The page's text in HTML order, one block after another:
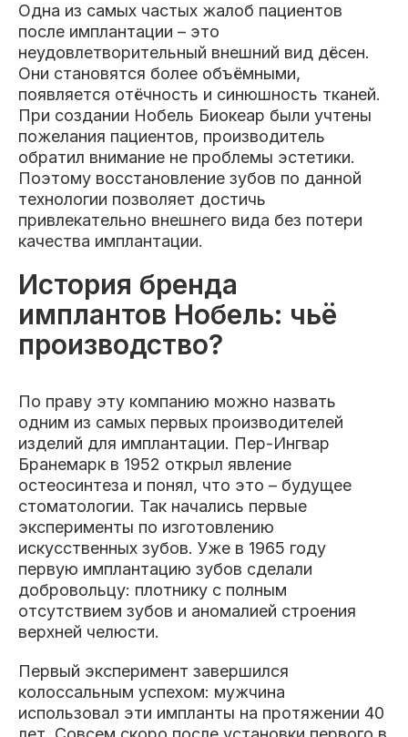
Пациентам
Пациентам База знаний Публикации
Информация О компании
Сотрудники Контакты
Одна из самых частых жалоб пациентов
после имплантации – это
неудовлетворительный внешний вид дёсен.
Они становятся более объёмными,
появляется отёчность и синюшность тканей.
При создании Нобель Биокеар были учтены
пожелания пациентов, производитель
обратил внимание не проблемы эстетики.
Поэтому восстановление зубов по данной
технологии позволяет достичь
привлекательно внешнего вида без потери
качества имплантации.
История бренда
имплантов Нобель: чьё
производство?
По праву эту компанию можно назвать
одним из самых первых производителей
изделий для имплантации. Пер-Ингвар
Бранемарк в 1952 открыл явление
остеосинтеза и понял, что это – будущее
стоматологии. Так начались первые
эксперименты по изготовлению
искусственных зубов. Уже в 1965 году
первую имплантацию зубов сделали
добровольцу: плотнику с полным
отсутствием зубов и аномалией строения
верхней челюсти.
Первый эксперимент завершился
колоссальным успехом: мужчина
использовал эти импланты на протяжении 40